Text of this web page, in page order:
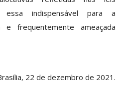
essa indispensável para a
frequentemente ameaçada
22 de dezembro de 2021.